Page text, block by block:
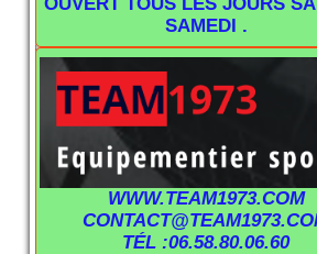
SAMEDI .
WWW.TEAM1973.COM
TÉL :06.58.80.06.60